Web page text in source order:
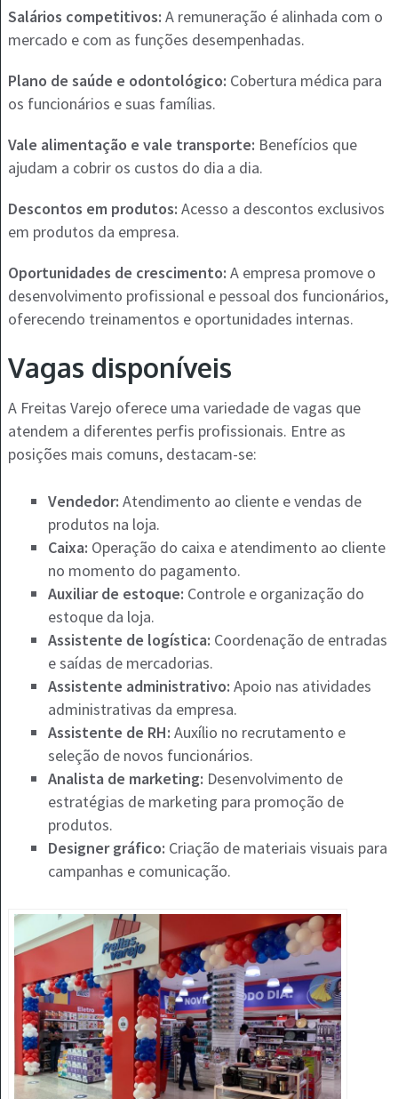
Salários competitivos: A remuneração é alinhada com o
mercado e com as funções desempenhadas.
Plano de saúde e odontológico: Cobertura médica para
os funcionários e suas famílias.
Vale alimentação e vale transporte: Benefícios que
ajudam a cobrir os custos do dia a dia.
Descontos em produtos: Acesso a descontos exclusivos
em produtos da empresa.
Oportunidades de crescimento: A empresa promove o
desenvolvimento profissional e pessoal dos funcionários,
oferecendo treinamentos e oportunidades internas.
Vagas disponíveis
A Freitas Varejo oferece uma variedade de vagas que
atendem a diferentes perfis profissionais. Entre as
posições mais comuns, destacam-se:
Vendedor: Atendimento ao cliente e vendas de
produtos na loja.
Caixa: Operação do caixa e atendimento ao cliente
no momento do pagamento.
Auxiliar de estoque: Controle e organização do
estoque da loja.
Assistente de logística: Coordenação de entradas
e saídas de mercadorias.
Assistente administrativo: Apoio nas atividades
administrativas da empresa.
Assistente de RH: Auxílio no recrutamento e
seleção de novos funcionários.
Analista de marketing: Desenvolvimento de
estratégias de marketing para promoção de
produtos.
Designer gráfico: Criação de materiais visuais para
campanhas e comunicação.